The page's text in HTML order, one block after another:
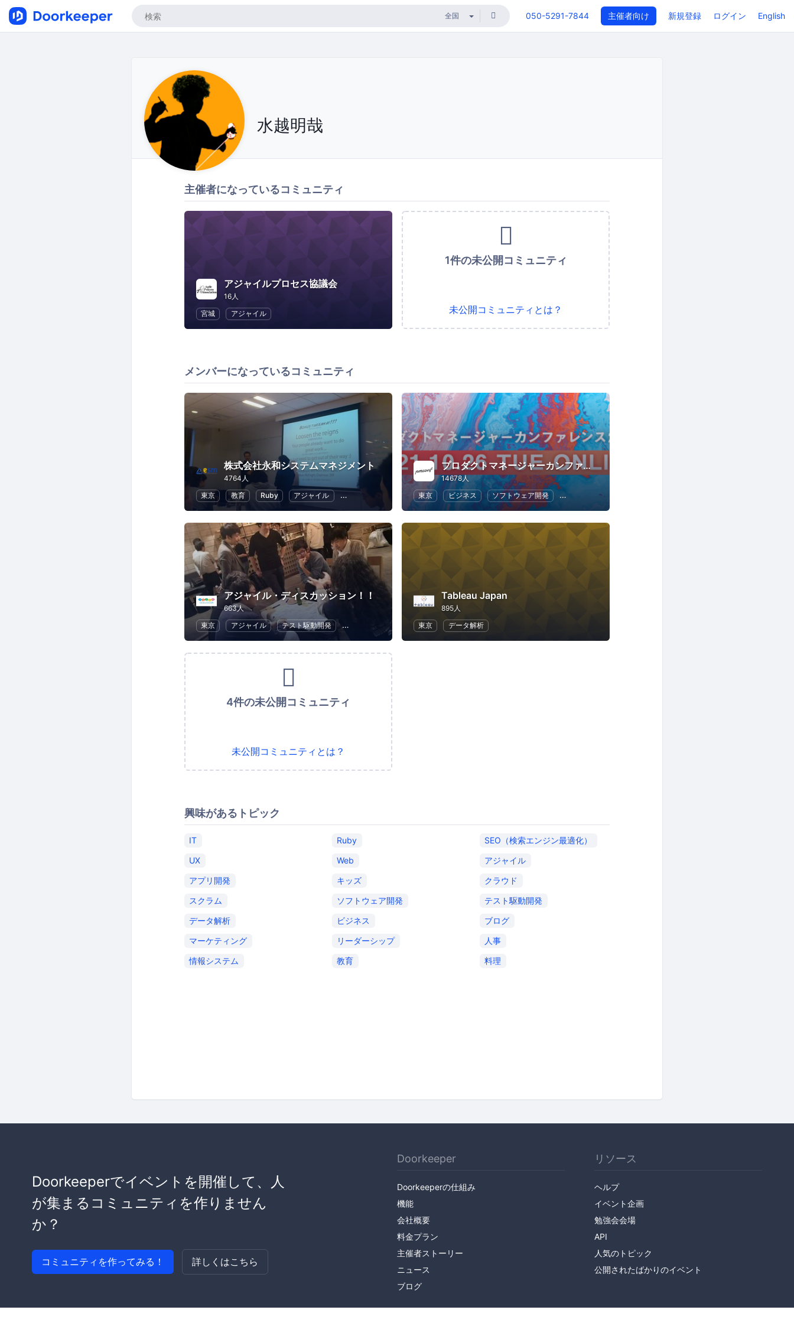
050-5291-7844 主催者向け 新規登録 ログイン English
水越明哉
主催者になっているコミュニティ
アジャイルプロセス協議会
16人
宮城
アジャイル
1件の未公開コミュニティ
未公開コミュニティとは？
メンバーになっているコミュニティ
株式会社永和システムマネジメント
4764人
東京
教育 Ruby アジャイル スクラム クラウド
プロダクトマネージャーカンファレンス / pmconf
14678人
東京
ビジネス ソフトウェア開発 情報システム
アジャイル・ディスカッション！！
663人
東京
アジャイル テスト駆動開発 ソフトウェア開発 アプリ開発
Tableau Japan
895人
東京
データ解析
4件の未公開コミュニティ
未公開コミュニティとは？
興味があるトピック
IT Ruby
SEO（検索エンジン最適化）
UX
Web
アジャイル
アプリ開発
キッズ
クラウド
スクラム
ソフトウェア開発
テスト駆動開発
データ解析
ビジネス
ブログ
マーケティング
リーダーシップ
人事
情報システム
教育 料理
Doorkeeperでイベントを開催して、人
が集まるコミュニティを作りません
か？
コミュニティを作ってみる！ 詳しくはこちら
Doorkeeper
Doorkeeperの仕組み
機能
会社概要
料金プラン
主催者ストーリー
ニュース
ブログ
リソース
ヘルプ
イベント企画
勉強会会場
API
人気のトピック
公開されたばかりのイベント